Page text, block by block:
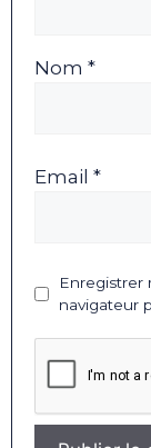
Nom *
Email *
Enregistrer
navigateur